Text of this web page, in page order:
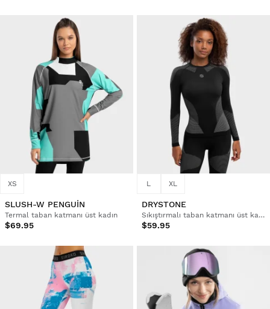
XS
SLUSH-W PENGUIN
Termal taban katmanı üst kadın
$69.95
L XL
DRYSTONE
Sıkıştırmalı taban katmanı üst kadın
$59.95